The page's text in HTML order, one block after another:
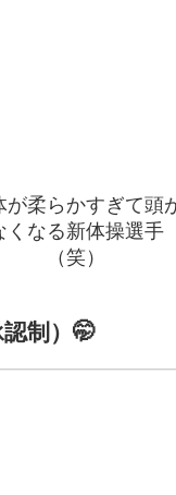
が柔らかすぎて頭
くなる新体操選手
（笑）
制）🤭